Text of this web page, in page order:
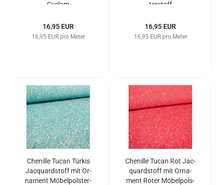
Cy­clam
16,95 EUR
16,95 EUR pro Meter
ter­stoff
16,95 EUR
16,95 EUR pro Meter
Che­nil­le Tucan Tür­kis
Jac­quard­stoff mit Or­
na­ment Mö­bel­pols­ter­
Che­nil­le Tucan Rot Jac­
quard­stoff mit Or­na­
ment Roter Mö­bel­pols­